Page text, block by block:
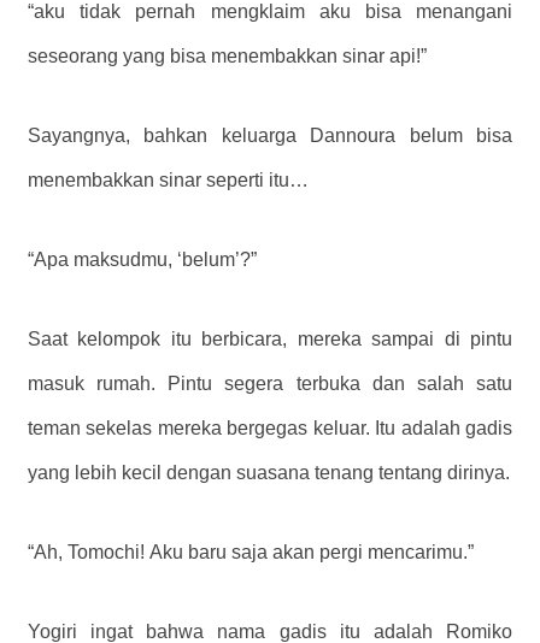
“aku tidak pernah mengklaim aku bisa menangani
seseorang yang bisa menembakkan sinar api!”
Sayangnya, bahkan keluarga Dannoura belum bisa
menembakkan sinar seperti itu…
“Apa maksudmu, ‘belum’?”
Saat kelompok itu berbicara, mereka sampai di pintu
masuk rumah. Pintu segera terbuka dan salah satu
teman sekelas mereka bergegas keluar. Itu adalah gadis
yang lebih kecil dengan suasana tenang tentang dirinya.
“Ah, Tomochi! Aku baru saja akan pergi mencarimu.”
Yogiri ingat bahwa nama gadis itu adalah Romiko